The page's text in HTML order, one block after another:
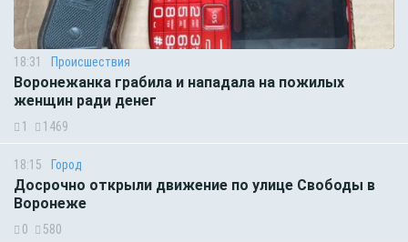
18:31 Происшествия
Воронежанка грабила и нападала на пожилых
женщин ради денег
1 1469
18:15 Город
Досрочно открыли движение по улице Свободы в
Воронеже
0 580